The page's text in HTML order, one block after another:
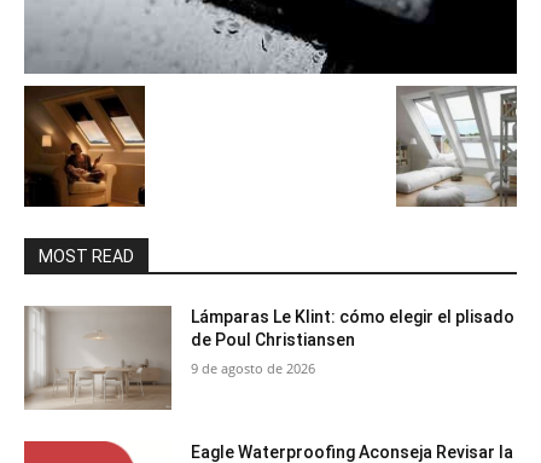
MOST READ
Lámparas Le Klint: cómo elegir el plisado
de Poul Christiansen
9 de agosto de 2026
Eagle Waterproofing Aconseja Revisar la